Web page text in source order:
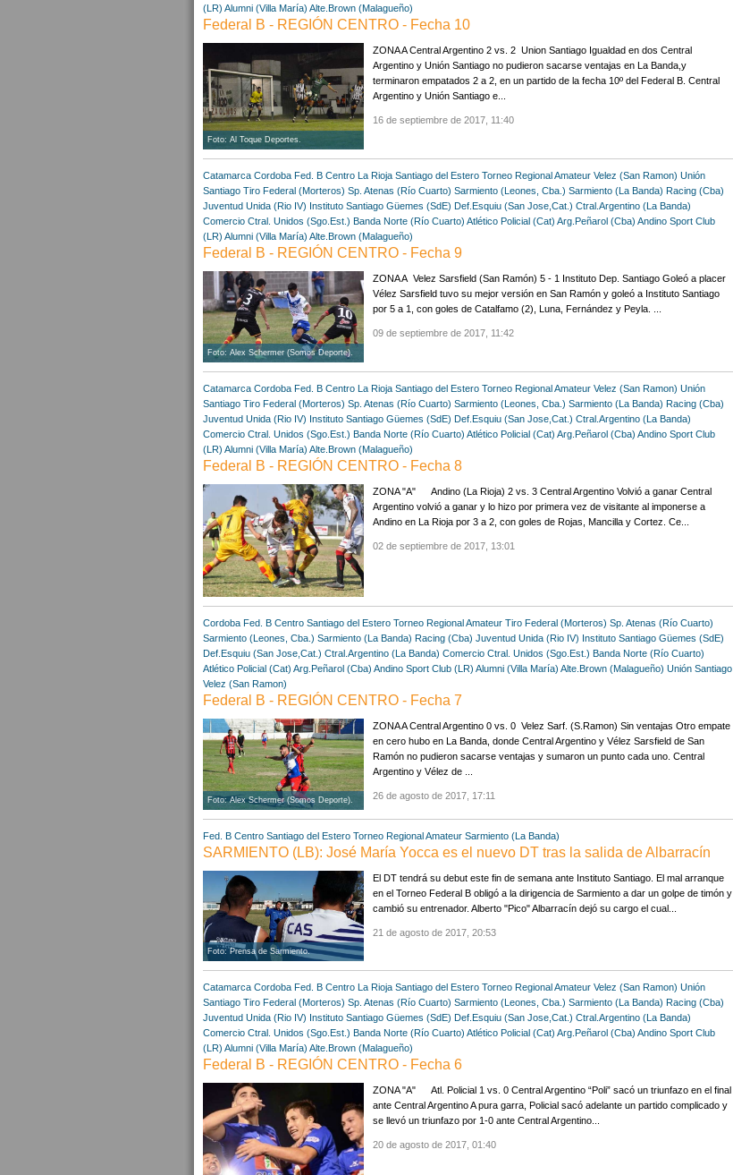
(LR) Alumni (Villa María) Alte.Brown (Malagueño)
Federal B - REGIÓN CENTRO - Fecha 10
Foto: Al Toque Deportes.
ZONA A Central Argentino 2 vs. 2 Union Santiago Igualdad en dos Central
Argentino y Unión Santiago no pudieron sacarse ventajas en La Banda,y
terminaron empatados 2 a 2, en un partido de la fecha 10º del Federal B. Central
Argentino y Unión Santiago e...
16 de septiembre de 2017, 11:40
Catamarca Cordoba Fed. B Centro La Rioja Santiago del Estero Torneo Regional Amateur Velez (San Ramon) Unión
Santiago Tiro Federal (Morteros) Sp. Atenas (Río Cuarto) Sarmiento (Leones, Cba.) Sarmiento (La Banda) Racing (Cba)
Juventud Unida (Rio IV) Instituto Santiago Güemes (SdE) Def.Esquiu (San Jose,Cat.) Ctral.Argentino (La Banda)
Comercio Ctral. Unidos (Sgo.Est.) Banda Norte (Río Cuarto) Atlético Policial (Cat) Arg.Peñarol (Cba) Andino Sport Club
(LR) Alumni (Villa María) Alte.Brown (Malagueño)
Federal B - REGIÓN CENTRO - Fecha 9
Foto: Alex Schermer (Somos Deporte).
ZONA A Velez Sarsfield (San Ramón) 5 - 1 Instituto Dep. Santiago Goleó a placer
Vélez Sarsfield tuvo su mejor versión en San Ramón y goleó a Instituto Santiago
por 5 a 1, con goles de Catalfamo (2), Luna, Fernández y Peyla. ...
09 de septiembre de 2017, 11:42
Catamarca Cordoba Fed. B Centro La Rioja Santiago del Estero Torneo Regional Amateur Velez (San Ramon) Unión
Santiago Tiro Federal (Morteros) Sp. Atenas (Río Cuarto) Sarmiento (Leones, Cba.) Sarmiento (La Banda) Racing (Cba)
Juventud Unida (Rio IV) Instituto Santiago Güemes (SdE) Def.Esquiu (San Jose,Cat.) Ctral.Argentino (La Banda)
Comercio Ctral. Unidos (Sgo.Est.) Banda Norte (Río Cuarto) Atlético Policial (Cat) Arg.Peñarol (Cba) Andino Sport Club
(LR) Alumni (Villa María) Alte.Brown (Malagueño)
Federal B - REGIÓN CENTRO - Fecha 8
ZONA "A" Andino (La Rioja) 2 vs. 3 Central Argentino Volvió a ganar Central
Argentino volvió a ganar y lo hizo por primera vez de visitante al imponerse a
Andino en La Rioja por 3 a 2, con goles de Rojas, Mancilla y Cortez. Ce...
02 de septiembre de 2017, 13:01
Cordoba Fed. B Centro Santiago del Estero Torneo Regional Amateur Tiro Federal (Morteros) Sp. Atenas (Río Cuarto)
Sarmiento (Leones, Cba.) Sarmiento (La Banda) Racing (Cba) Juventud Unida (Rio IV) Instituto Santiago Güemes (SdE)
Def.Esquiu (San Jose,Cat.) Ctral.Argentino (La Banda) Comercio Ctral. Unidos (Sgo.Est.) Banda Norte (Río Cuarto)
Atlético Policial (Cat) Arg.Peñarol (Cba) Andino Sport Club (LR) Alumni (Villa María) Alte.Brown (Malagueño) Unión Santiago
Velez (San Ramon)
Federal B - REGIÓN CENTRO - Fecha 7
Foto: Alex Schermer (Somos Deporte).
ZONA A Central Argentino 0 vs. 0 Velez Sarf. (S.Ramon) Sin ventajas Otro empate
en cero hubo en La Banda, donde Central Argentino y Vélez Sarsfield de San
Ramón no pudieron sacarse ventajas y sumaron un punto cada uno. Central
Argentino y Vélez de ...
26 de agosto de 2017, 17:11
Fed. B Centro Santiago del Estero Torneo Regional Amateur Sarmiento (La Banda)
SARMIENTO (LB): José María Yocca es el nuevo DT tras la salida de Albarracín
Foto: Prensa de Sarmiento.
El DT tendrá su debut este fin de semana ante Instituto Santiago. El mal arranque
en el Torneo Federal B obligó a la dirigencia de Sarmiento a dar un golpe de timón y
cambió su entrenador. Alberto "Pico" Albarracín dejó su cargo el cual...
21 de agosto de 2017, 20:53
Catamarca Cordoba Fed. B Centro La Rioja Santiago del Estero Torneo Regional Amateur Velez (San Ramon) Unión
Santiago Tiro Federal (Morteros) Sp. Atenas (Río Cuarto) Sarmiento (Leones, Cba.) Sarmiento (La Banda) Racing (Cba)
Juventud Unida (Rio IV) Instituto Santiago Güemes (SdE) Def.Esquiu (San Jose,Cat.) Ctral.Argentino (La Banda)
Comercio Ctral. Unidos (Sgo.Est.) Banda Norte (Río Cuarto) Atlético Policial (Cat) Arg.Peñarol (Cba) Andino Sport Club
(LR) Alumni (Villa María) Alte.Brown (Malagueño)
Federal B - REGIÓN CENTRO - Fecha 6
ZONA "A" Atl. Policial 1 vs. 0 Central Argentino “Poli” sacó un triunfazo en el final
ante Central Argentino A pura garra, Policial sacó adelante un partido complicado y
se llevó un triunfazo por 1-0 ante Central Argentino...
20 de agosto de 2017, 01:40